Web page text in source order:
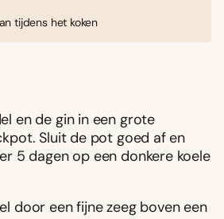
tijdens het koken
en de gin in een grote
Sluit de pot goed af en
5 dagen op een donkere koele
door een fijne zeeg boven een